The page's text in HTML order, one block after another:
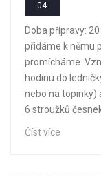
04.
Doba přípravy:
přidáme k němu
promícháme.
hodinu do
nebo na topinky)
6 stroužků
Číst více